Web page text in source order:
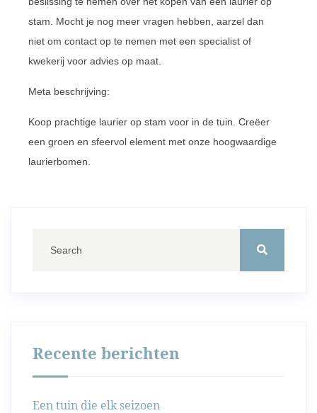
stam. Mocht je nog meer vragen hebben, aarzel dan
niet om contact op te nemen met een specialist of
kwekerij voor advies op maat.
Meta beschrijving:
Koop prachtige laurier op stam voor in de tuin. Creëer
een groen en sfeervol element met onze hoogwaardige
laurierbomen.
Recente berichten
Een tuin die elk seizoen